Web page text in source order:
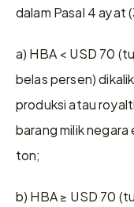
dalam Pasal 4 ayat
a) HBA < USD 70
belas persen)
produksi atau
barang milik
ton;
b) HBA ≥ USD 70